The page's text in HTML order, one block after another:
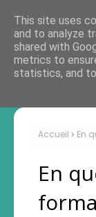
Accueil En
En
This site uses
and to analyze
shared with
metrics to
statistics, and